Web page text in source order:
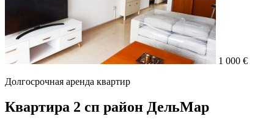
1 000 €
Долгосрочная аренда квартир
Квартира 2 сп район ДельМар